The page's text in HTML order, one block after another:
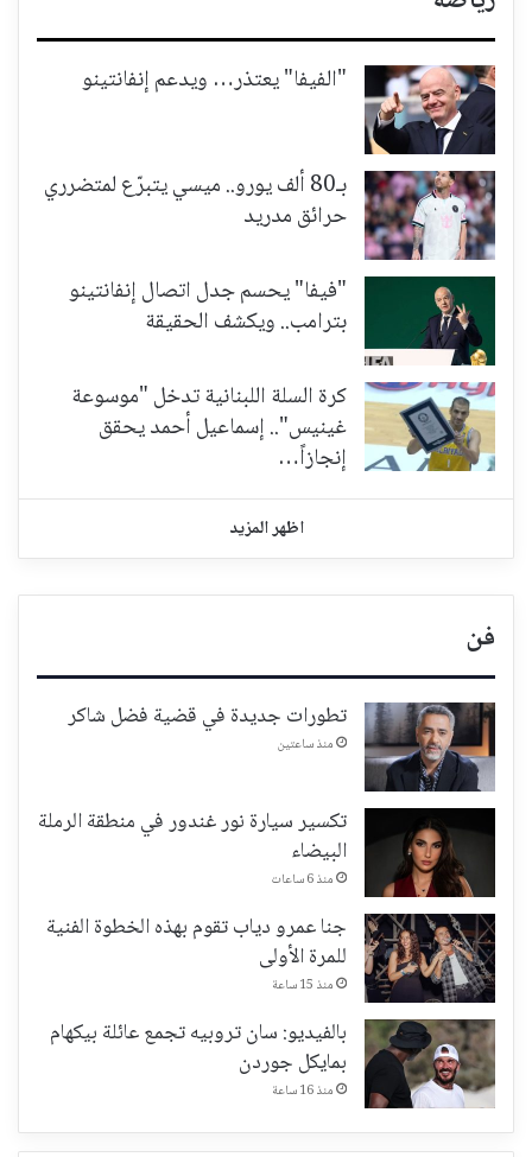
"الفيفا" يعتذر… ويدعم إنفانتينو
بـ80 ألف يورو.. ميسي يتبرّع لمتضرري
حرائق مدريد
"فيفا" يحسم جدل اتصال إنفانتينو
بترامب.. ويكشف الحقيقة
كرة السلة اللبنانية تدخل "موسوعة
غينيس".. إسماعيل أحمد يحقق
إنجازاً…
اظهر المزيد
فن
تطورات جديدة في قضية فضل شاكر
منذ ساعتين
تكسير سيارة نور غندور في منطقة الرملة
البيضاء
منذ 6 ساعات
جنا عمرو دياب تقوم بهذه الخطوة الفنية
للمرة الأولى
منذ 15 ساعة
بالفيديو: سان تروبيه تجمع عائلة بيكهام
بمايكل جوردن
منذ 16 ساعة